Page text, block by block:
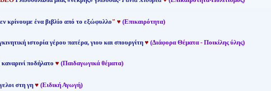
κρίνουμε ένα βιβλίο από το εξώφυλλο" ♥ (Επικαιρότητα)
ιστορία γέρου πατέρα, γιου και σπουργίτη ♥ (Διάφορα Θέματα - Ποικίλης ύλης)
ποδήλατο ♥ (Παιδαγωγικά θέματα)
στη γη ♥ (Ειδική Αγωγή)